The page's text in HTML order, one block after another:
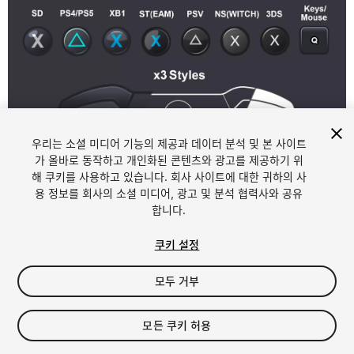
1/51
$19.99
세금/부가세는 결제 시 반영됩니다.
우리는 소셜 미디어 기능의 제공과 데이터 분석 및 본 사이트
가 올바로 동작하고 개인화된 콘텐츠와 광고를 제공하기 위
해 쿠키를 사용하고 있습니다. 회사 사이트에 대한 귀하의 사
용 정보를 회사의 소셜 미디어, 광고 및 분석 협력사와 공유
합니다.
쿠키 설정
모두 거부
모든 쿠키 허용